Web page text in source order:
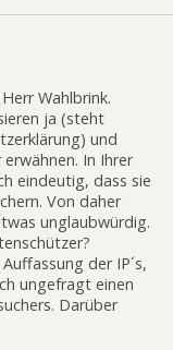
Wahlbrink.
ja (steht
und
In Ihrer
eindeutig, dass sie
Von daher
unglaubwürdig.
der IP´s,
ungefragt einen
Darüber